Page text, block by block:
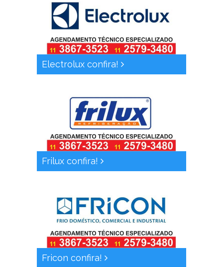
Electrolux confira!
Frilux confira!
Fricon confira!